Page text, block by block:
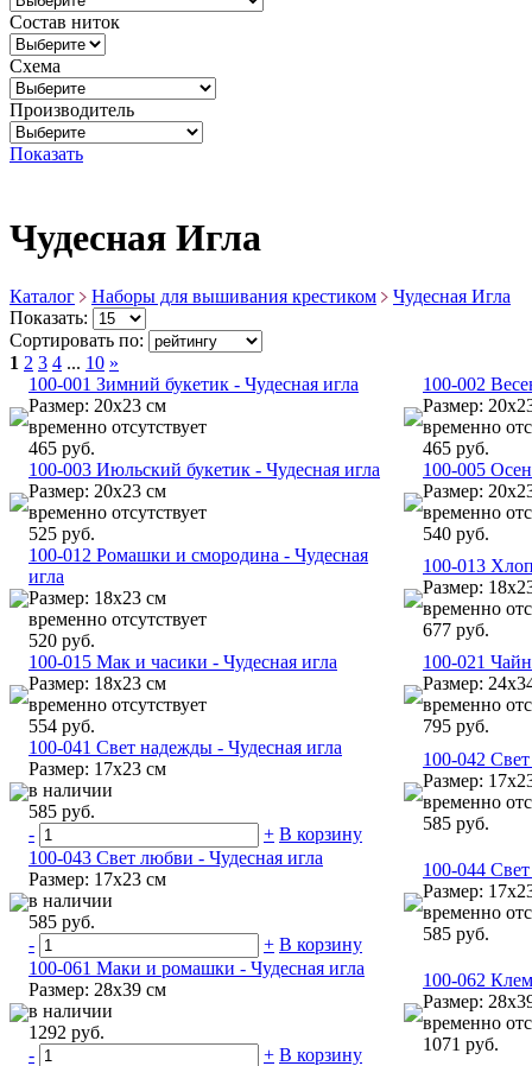
Состав ниток
Схема
Производитель
Показать
Чудесная Игла
Каталог Наборы для вышивания крестиком
Чудесная Игла
Показать:
Сортировать по:
1 2 3 4 ... 10 »
100-001 Зимний букетик - Чудесная игла
Размер: 20х23 см
временно отсутствует
465 руб.
100-002
Размер:
временно
465 руб.
100-003 Июльский букетик - Чудесная игла
Размер: 20х23 см
временно отсутствует
525 руб.
100-005
Размер:
временно
540 руб.
100-012 Ромашки и смородина - Чудесная
игла
Размер: 18х23 см
временно отсутствует
520 руб.
100-013
Размер:
временно
677 руб.
100-015 Мак и часики - Чудесная игла
Размер: 18х23 см
временно отсутствует
554 руб.
100-021
Размер:
временно
795 руб.
100-041 Свет надежды - Чудесная игла
Размер: 17х23 см
в наличии
585 руб.
-
+ В корзину
100-042
Размер:
временно
585 руб.
100-043 Свет любви - Чудесная игла
Размер: 17х23 см
в наличии
585 руб.
-
+ В корзину
100-044
Размер:
временно
585 руб.
100-061 Маки и ромашки - Чудесная игла
Размер: 28х39 см
в наличии
1292 руб.
-
+ В корзину
100-062
Размер:
временно
1071 руб.